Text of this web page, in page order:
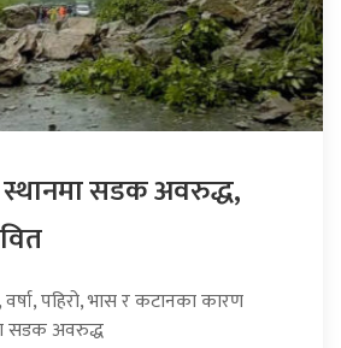
स्थानमा सडक अवरुद्ध,
पहिरो, भास र कटानका कारण
सडक अवरुद्ध